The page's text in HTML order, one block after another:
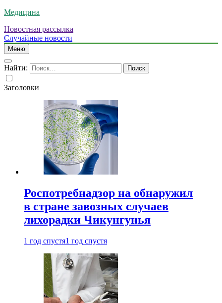
Медицина
Новостная рассылка
Случайные новости
Меню
Найти:
Заголовки
Роспотребнадзор на обнаружил
в стране завозных случаев
лихорадки Чикунгунья
1 год спустя1 год спустя